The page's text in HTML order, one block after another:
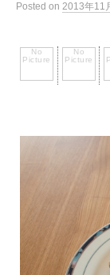
Posted on 2013年11